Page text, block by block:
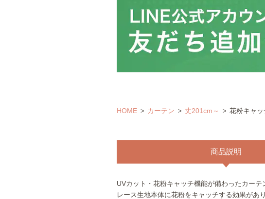
HOME カーテン 丈201cm～ 花粉キャ
商品説明
UVカット・花粉キャッチ機能が備わったカーテ
レース生地本体に花粉をキャッチする効果があり